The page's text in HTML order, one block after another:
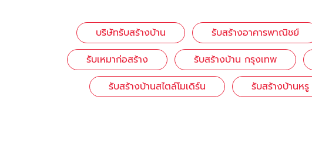
บริษัทรับสร้างบ้าน รับสร้างอาคารพาณิชย์
รับเหมาก่อสร้าง
รับสร้างบ้าน กรุงเทพ
รับสร้างบ้านสไตล์โมเดิร์น
รับสร้างบ้านห